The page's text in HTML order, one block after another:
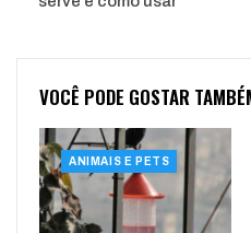
VOCÊ PODE GOSTAR
ANIMAIS E PETS